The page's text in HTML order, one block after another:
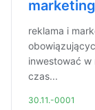
marketing
reklama i
inwestować w
czas...
30.11.-0001